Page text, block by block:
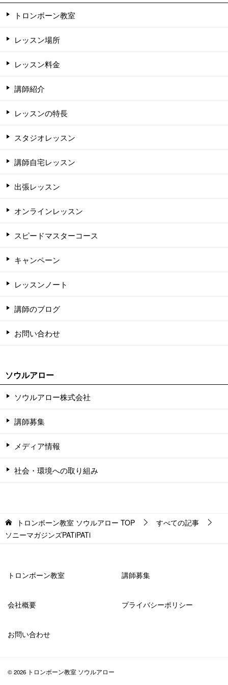
トロンボーン教室
レッスン場所
レッスン料金
講師紹介
レッスンの特長
スタジオレッスン
講師自宅レッスン
出張レッスン
オンラインレッスン
スピードマスターコース
キャンペーン
レッスンノート
講師のブログ
お問い合わせ
ソウルアロー
ソウルアロー株式会社
講師募集
メディア情報
社会・環境への取り組み
トロンボーン教室 ソウルアロー TOP
すべての記事
ソニーマガジンズPATiPATi
トロンボーン教室 講師募集
会社概要 プライバシーポリシー
お問い合わせ
© 2026 トロンボーン教室 ソウルアロー